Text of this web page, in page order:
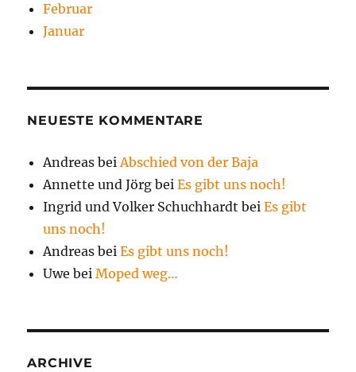
Februar
Januar
NEUESTE KOMMENTARE
Andreas beiAbschied von der Baja
Annette und Jörg beiEs gibt uns noch!
Ingrid und Volker Schuchhardt beiEs gibt
uns noch!
Andreas beiEs gibt uns noch!
Uwe beiMoped weg…
ARCHIVE